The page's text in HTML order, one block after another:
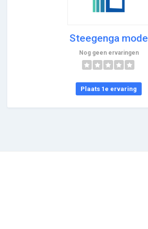
Steegenga mode
Nog geen ervaringen
Plaats 1e ervaring